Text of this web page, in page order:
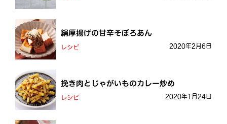
絹厚揚げの甘辛そぼろあん
レシピ 2020年2月6日
挽き肉とじゃがいものカレー炒め
レシピ 2020年1月24日